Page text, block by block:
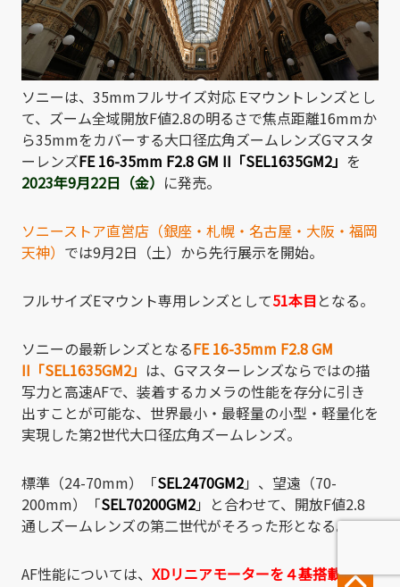
ソニーは、35mmフルサイズ対応 Eマウントレンズとし
て、ズーム全域開放F値2.8の明るさで焦点距離16mmか
ら35mmをカバーする大口径広角ズームレンズGマスタ
ーレンズFE 16-35mm F2.8 GM II「SEL1635GM2」 を
2023年9月22日（金） に発売。
ソニーストア直営店（銀座・札幌・名古屋・大阪・福岡
天神） では9月2日（土）から先行展示を開始。
フルサイズEマウント専用レンズとして51本目となる。
ソニーの最新レンズとなるFE 16-35mm F2.8 GM
II「SEL1635GM2」 は、Gマスターレンズならではの描
写力と高速AFで、装着するカメラの性能を存分に引き
出すことが可能な、世界最小・最軽量の小型・軽量化を
実現した第2世代大口径広角ズームレンズ。
標準（24-70mm）「SEL2470GM2」、望遠（70-
200mm）「SEL70200GM2」と合わせて、開放F値2.8
通しズームレンズの第二世代がそろった形となる。
AF性能については、 XDリニアモーターを４基搭載し